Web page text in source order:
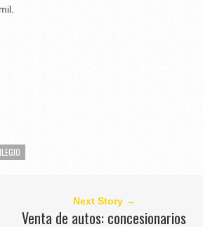
Next Story →
Venta de autos: concesionarios